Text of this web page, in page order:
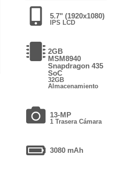
5.7" (1920x1080)
IPS LCD
2GB
MSM8940
Snapdragon 435
SoC
32GB
Almacenamiento
13-MP
1 Trasera Cámara
3080 mAh